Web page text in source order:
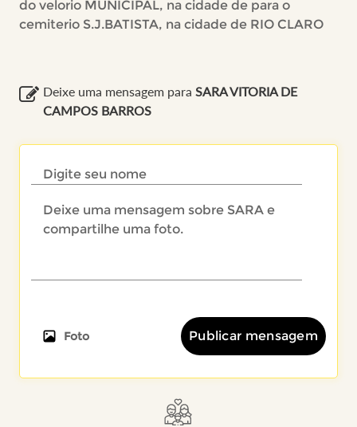
do velorio MUNICIPAL, na cidade de para o
cemiterio S.J.BATISTA, na cidade de RIO CLARO
Deixe uma mensagem para SARA VITORIA DE
CAMPOS BARROS
Foto Publicar mensagem